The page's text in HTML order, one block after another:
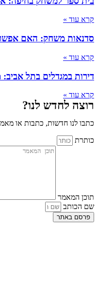
קרא עוד »
סדנאות משחק: האם אפשר
קרא עוד »
דירות במגדלים בתל
קרא עוד »
רוצה לחדש לנו?
כתבו לנו חדשות, כתבות או
כותרת
תוכן המאמר
שם הכותב
פרסם באתר